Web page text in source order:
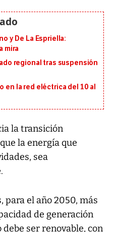
y De La Espriella:
mira
regional tras suspensión
en la red eléctrica del 10 al
la transición
la energía que
sea
para el año 2050, más
de generación
ser renovable, con